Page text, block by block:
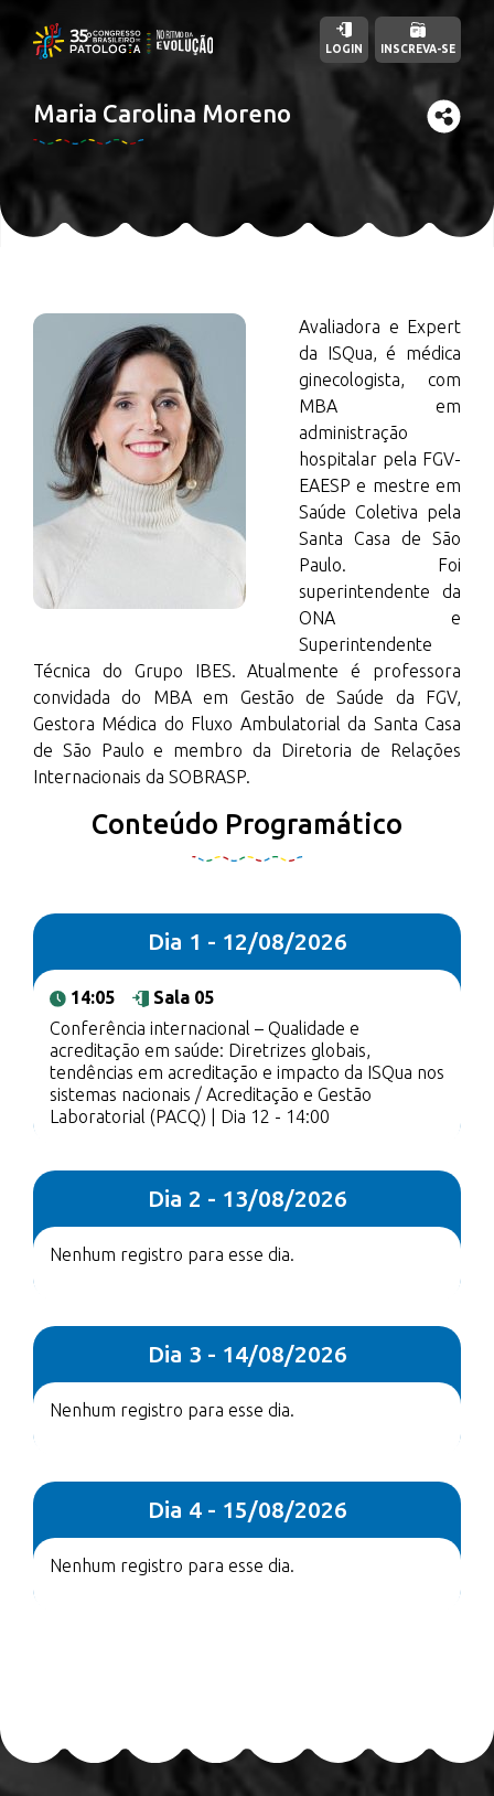
Maria Carolina Moreno
LOGIN INSCREVA-SE
Avaliadora e Expert
da ISQua, é médica
ginecologista, com
MBA em
administração
hospitalar pela FGV-
EAESP e mestre em
Saúde Coletiva pela
Santa Casa de São
Paulo. Foi
superintendente da
ONA e
Superintendente
Técnica do Grupo IBES. Atualmente é professora
convidada do MBA em Gestão de Saúde da FGV,
Gestora Médica do Fluxo Ambulatorial da Santa Casa
de São Paulo e membro da Diretoria de Relações
Internacionais da SOBRASP.
Conteúdo Programático
Dia 1 - 12/08/2026
14:05
Sala 05
Conferência internacional – Qualidade e
acreditação em saúde: Diretrizes globais,
tendências em acreditação e impacto da ISQua nos
sistemas nacionais / Acreditação e Gestão
Laboratorial (PACQ) | Dia 12 - 14:00
Dia 2 - 13/08/2026
Nenhum registro para esse dia.
Dia 3 - 14/08/2026
Nenhum registro para esse dia.
Dia 4 - 15/08/2026
Nenhum registro para esse dia.